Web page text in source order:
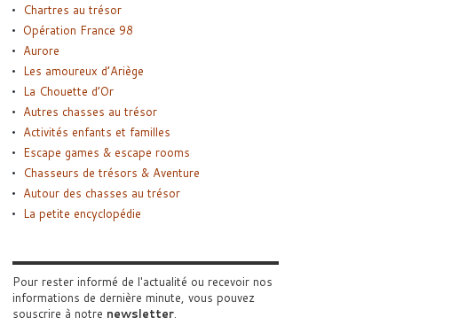
Chartres au trésor
Opération France 98
Aurore
Les amoureux d’Ariège
La Chouette d’Or
Autres chasses au trésor
Activités enfants et familles
Escape games & escape rooms
Chasseurs de trésors & Aventure
Autour des chasses au trésor
La petite encyclopédie
Pour rester informé de l'actualité ou recevoir nos
informations de dernière minute, vous pouvez
souscrire à notre newsletter.